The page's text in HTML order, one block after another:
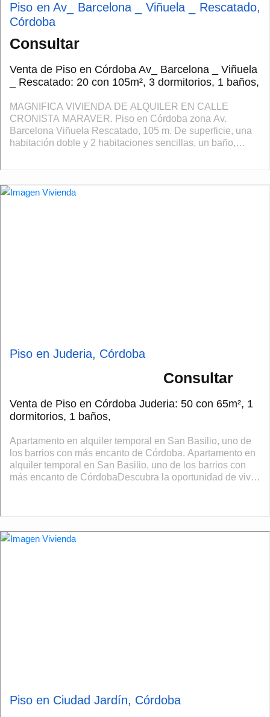
Piso en Av_ Barcelona _ Viñuela _ Rescatado,
Córdoba
Consultar
Venta de Piso en Córdoba Av_ Barcelona _ Viñuela
_ Rescatado: 20 con 105m², 3 dormitorios, 1 baños,
MAGNIFICA VIVIENDA DE ALQUILER EN CALLE
CRONISTA MARAVER. Piso en Córdoba zona Av.
Barcelona Viñuela Rescatado, 105 m. De superficie, una
habitación doble y 2 habitaciones sencillas, un baño,
Piso en Juderia, Córdoba
Consultar
Venta de Piso en Córdoba Juderia: 50 con 65m², 1
dormitorios, 1 baños,
Apartamento en alquiler temporal en San Basilio, uno de
los barrios con más encanto de Córdoba. Apartamento en
alquiler temporal en San Basilio, uno de los barrios con
más encanto de CórdobaDescubra la oportunidad de vivir
Piso en Ciudad Jardín, Córdoba